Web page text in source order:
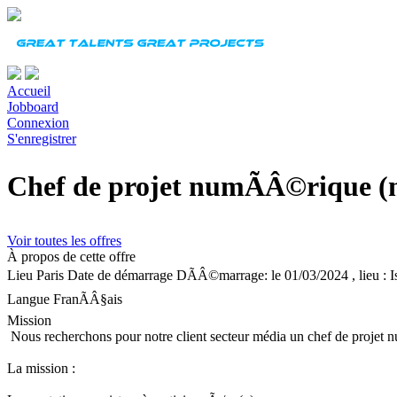
Accueil
Jobboard
Connexion
S'enregistrer
Chef de projet numÃÂ©rique
Voir toutes les offres
À propos de cette offre
Lieu Paris Date de démarrage DÃÂ©marrage: le 01/03/2024 , lieu
Langue FranÃÂ§ais
Mission
Nous recherchons pour notre client secteur média un chef de projet
La mission :